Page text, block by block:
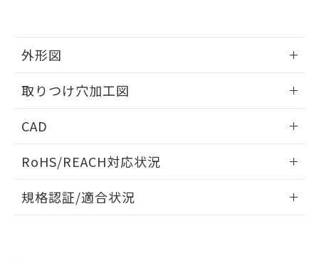
外形図
取りつけ穴加工図
CAD
ドすることができます。
ログイン/会員登録
RoHS/REACH対応状況
EU RoHS 注意事項・凡例
規格認証/適合状況
欄に対応日を記載しておりました。
既に当社にて対応品への在庫切替を完了
していることから、特段のことがない限
す。